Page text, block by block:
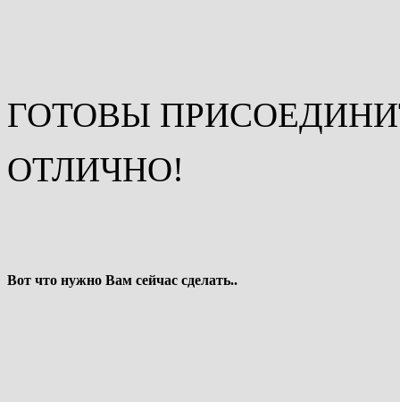
ГОТОВЫ
ОТЛИЧНО!
Вот что нужно Вам сейчас сделать..